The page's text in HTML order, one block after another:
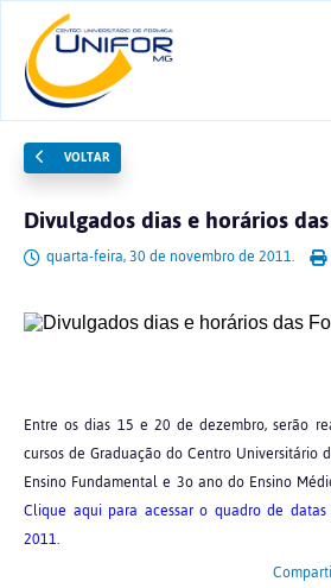
VOLTAR
Divulgados dias e horários
quarta-feira, 30 de novembro de 2011.
Entre os dias 15 e 20 de dezembro, serão
cursos de Graduação do Centro Universitário
Ensino Fundamental e 3o ano do Ensino
Clique aqui para acessar o quadro de
2011.